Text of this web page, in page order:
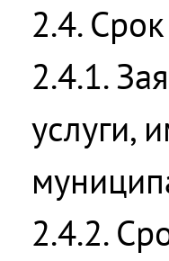
2.4.
2.4.1.
услуги,
2.4.2.